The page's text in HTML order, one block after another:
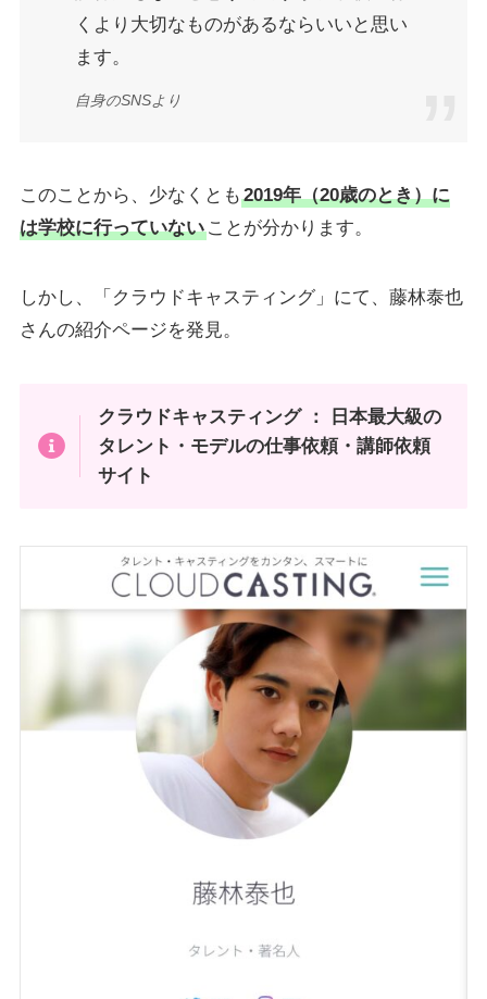
くより大切なものがあるならいいと思い
ます。
自身のSNSより
このことから、少なくとも 2019年（20歳のとき）に
は学校に行っていないことが分かります。
しかし、「クラウドキャスティング」にて、藤林泰也
さんの紹介ページを発見。
クラウドキャスティング ：
日本最大級の
タレント・モデルの仕事依頼・講師依頼
サイト